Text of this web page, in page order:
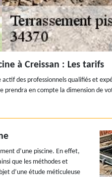
à Creissan : Les tarifs
des professionnels qualifiés et
en compte la dimension de
d’une piscine. En effet,
que les méthodes et
d’une étude méticuleuse